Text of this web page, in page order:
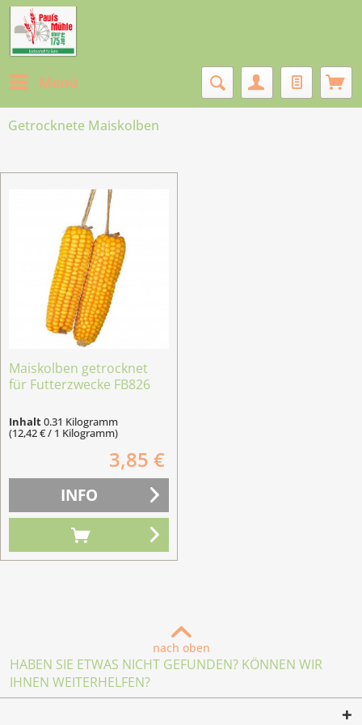
Menü
Getrocknete Maiskolben
Maiskolben getrocknet
für Futterzwecke FB826
Inhalt0.31 Kilogramm
(12,42 € / 1 Kilogramm)
3,85 €
INFO
nach oben
HABEN SIE ETWAS NICHT GEFUNDEN? KÖNNEN WIR
IHNEN WEITERHELFEN?